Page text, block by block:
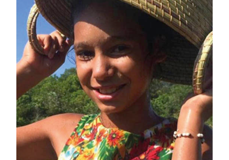
Proudly